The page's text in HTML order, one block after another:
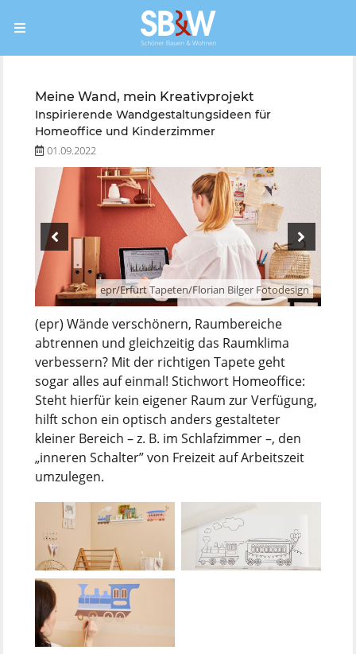
Meine Wand, mein Kreativprojekt
Inspirierende Wandgestaltungsideen für
Homeoffice und Kinderzimmer
01.09.2022
epr/Erfurt Tapeten/Florian Bilger Fotodesign
(epr) Wände verschönern, Raumbereiche
abtrennen und gleichzeitig das Raumklima
verbessern? Mit der richtigen Tapete geht
sogar alles auf einmal! Stichwort Homeoffice:
Steht hierfür kein eigener Raum zur Verfügung,
hilft schon ein optisch anders gestalteter
kleiner Bereich – z. B. im Schlafzimmer –, den
„inneren Schalter” von Freizeit auf Arbeitszeit
umzulegen.